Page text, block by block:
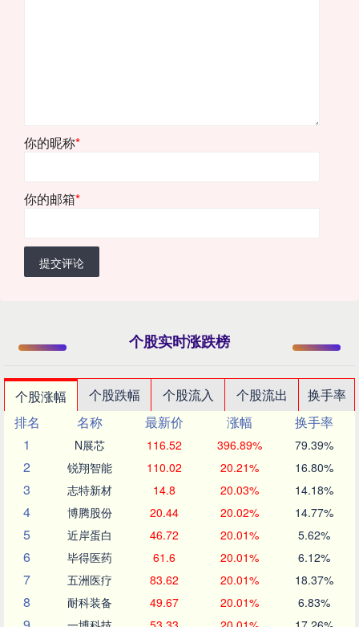
你的昵称*
你的邮箱*
提交评论
个股实时涨跌榜
个股涨幅 个股跌幅 个股流入 个股流出
换手率
排名
名称 最新价 涨幅
换手率
1
N展芯 116.52 396.89% 79.39%
2 锐翔智能 110.02 20.21% 16.80%
3 志特新材 14.8 20.03% 14.18%
4 博腾股份 20.44 20.02% 14.77%
5 近岸蛋白 46.72 20.01% 5.62%
6 毕得医药 61.6 20.01% 6.12%
7 五洲医疗 83.62 20.01% 18.37%
8 耐科装备 49.67 20.01% 6.83%